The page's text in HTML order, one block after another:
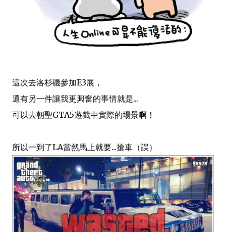
這次去洛杉磯參加E3展，
還有另一件讓我更興奮的事情就是...
可以去朝聖GTA5遊戲中實際的場景啊！
所以一到了LA當然馬上就要...搶車（誤）